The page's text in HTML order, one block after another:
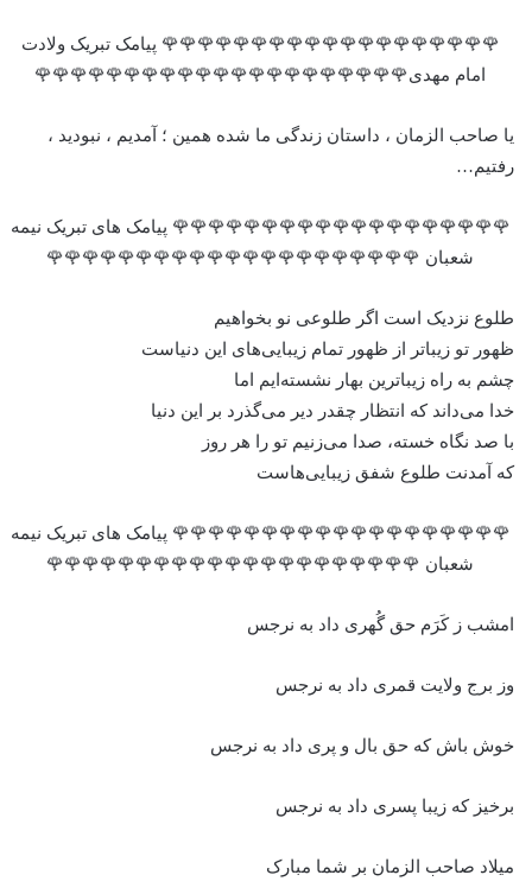
🌹🌹🌹🌹🌹🌹🌹🌹🌹🌹🌹🌹🌹🌹🌹🌹🌹🌹🌹 پیامک تبریک ولادت
امام مهدی🌹🌹🌹🌹🌹🌹🌹🌹🌹🌹🌹🌹🌹🌹🌹🌹🌹🌹🌹🌹🌹
یا صاحب الزمان ، داستان زندگی ما شده همین ؛ آمدیم ، نبودید ،
رفتیم…
🌹🌹🌹🌹🌹🌹🌹🌹🌹🌹🌹🌹🌹🌹🌹🌹🌹🌹🌹 پیامک های تبریک نیمه
شعبان 🌹🌹🌹🌹🌹🌹🌹🌹🌹🌹🌹🌹🌹🌹🌹🌹🌹🌹🌹🌹🌹
طلوع نزدیک است اگر طلوعی نو بخواهیم
ظهور تو زیباتر از ظهور تمام زیبایی‌های این دنیاست
چشم به راه زیباترین بهار نشسته‌ایم اما
خدا می‌داند که انتظار چقدر دیر می‌گذرد بر این دنیا
با صد نگاه خسته، صدا می‌زنیم تو را هر روز
که آمدنت طلوع شفق زیبایی‌هاست
🌹🌹🌹🌹🌹🌹🌹🌹🌹🌹🌹🌹🌹🌹🌹🌹🌹🌹🌹 پیامک های تبریک نیمه
شعبان 🌹🌹🌹🌹🌹🌹🌹🌹🌹🌹🌹🌹🌹🌹🌹🌹🌹🌹🌹🌹🌹
امشب ز کَرَم حق گُهرى داد به نرجس
وز برج ولایت قمرى داد به نرجس
خوش باش که حق بال و پرى داد به نرجس
برخیز که زیبا پسرى داد به نرجس
میلاد صاحب الزمان بر شما مبارک